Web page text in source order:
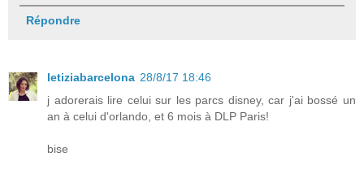
Répondre
letiziabarcelona 28/8/17 18:46
j adorerais lire celui sur les parcs disney, car j'ai bossé un
an à celui d'orlando, et 6 mois à DLP Paris!
bise